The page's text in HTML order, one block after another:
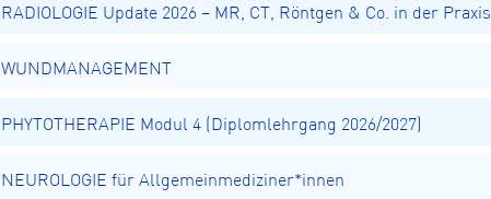
RADIOLOGIE Update 2026 – MR, CT, Röntgen & Co. in der Praxis
WUNDMANAGEMENT
PHYTOTHERAPIE Modul 4 (Diplomlehrgang 2026/2027)
NEUROLOGIE für Allgemeinmediziner*innen